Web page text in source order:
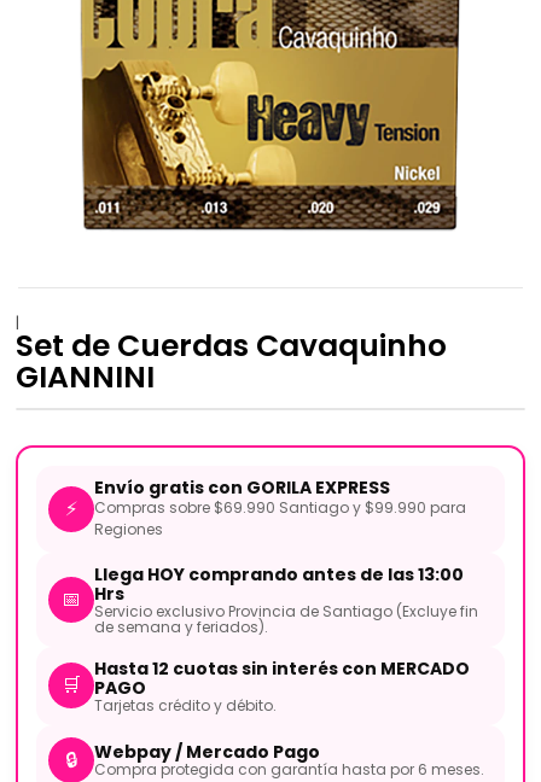
|
Set de Cuerdas Cavaquinho
GIANNINI
⚡
Envío gratis con GORILA EXPRESS
Compras sobre $69.990 Santiago y $99.990 para
Regiones
📅
Llega HOY comprando antes de las 13:00
Hrs
Servicio exclusivo Provincia de Santiago (Excluye fin
de semana y feriados).
🛒
Hasta 12 cuotas sin interés con MERCADO
PAGO
Tarjetas crédito y débito.
🔒 Webpay / Mercado Pago
Compra protegida con garantía hasta por 6 meses.